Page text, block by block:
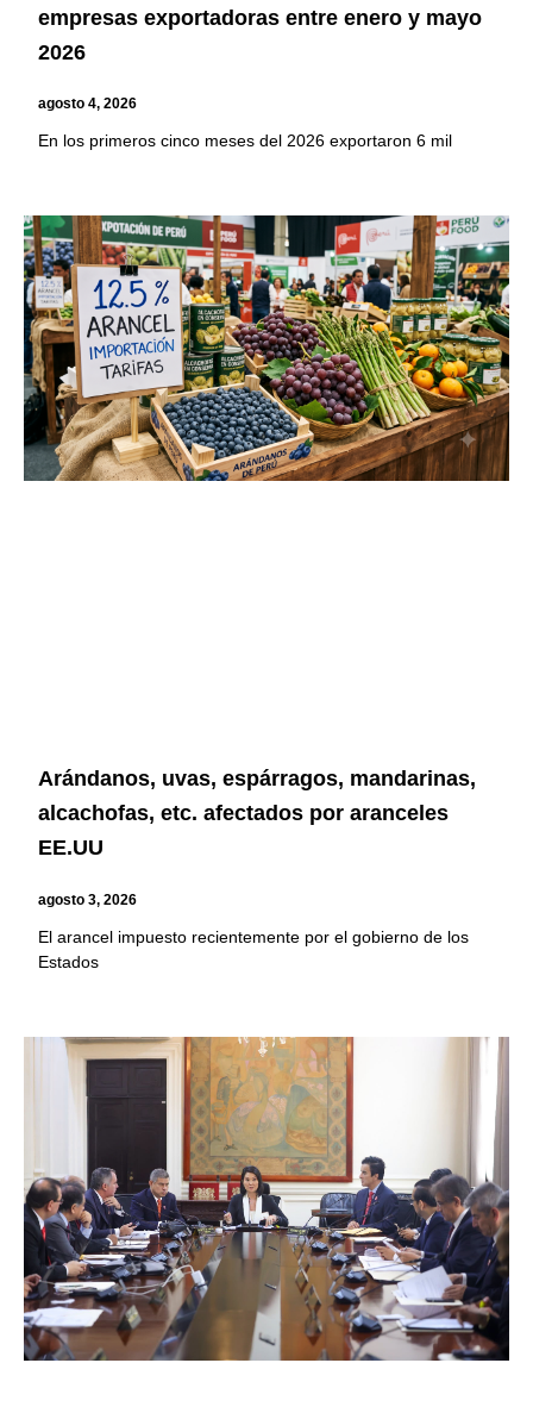
empresas exportadoras entre enero y mayo
2026
agosto 4, 2026
En los primeros cinco meses del 2026 exportaron 6 mil
Arándanos, uvas, espárragos, mandarinas,
alcachofas, etc. afectados por aranceles
EE.UU
agosto 3, 2026
El arancel impuesto recientemente por el gobierno de los
Estados